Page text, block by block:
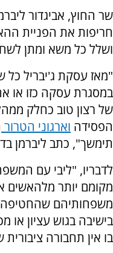
שר החוץ, אביגדור
חריפות את הפניית
ושלל כל משא ומתן
"מאז עסקת ג'יבריל
במסגרת עסקה כזו או
של רצון טוב כחלק
הפסידה וארגוני הטרור
תימשך", כתב ליברמן
לדבריו, "ליבי עם
מקומם יותר מלהאשים
משפחותיהם
בישיבה בגוש עציון או
בו אין תחבורה